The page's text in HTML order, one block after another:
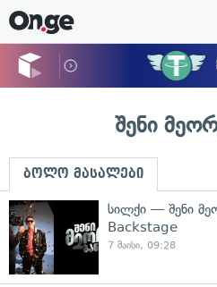
შენი
ბოლო მასალები
სილქი — შენი
Backstage
7 მაისი, 09:28